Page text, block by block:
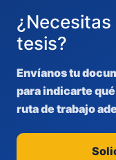
tesis?
Envíanos tu
para indicarte
ruta de trabajo